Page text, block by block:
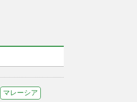
マレーシア